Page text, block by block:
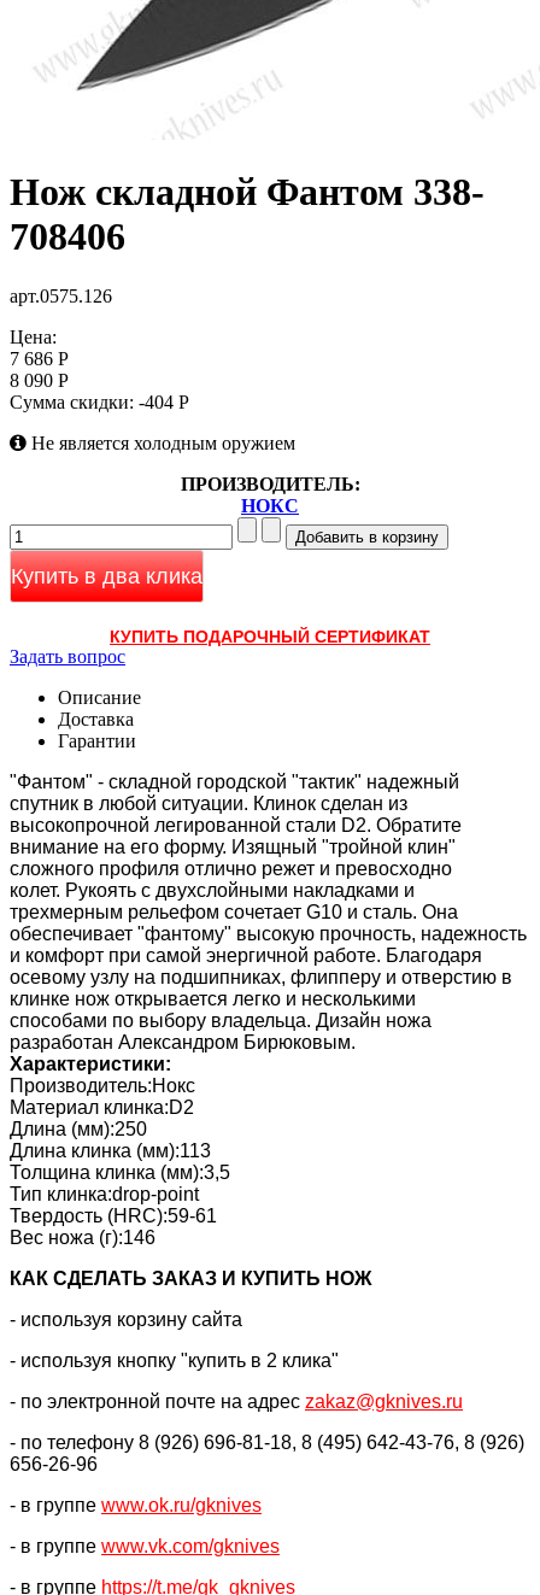
Нож складной Фантом 338-
708406
арт.0575.126
Цена:
7 686 Р
8 090 Р
Сумма скидки: -404 Р
Не является холодным оружием
ПРОИЗВОДИТЕЛЬ:
НОКС
Купить в два клика
КУПИТЬ ПОДАРОЧНЫЙ СЕРТИФИКАТ
Задать вопрос
Описание
Доставка
Гарантии
"Фантом" - складной городской "тактик" надежный
спутник в любой ситуации. Клинок сделан из
высокопрочной легированной стали D2. Обратите
внимание на его форму. Изящный "тройной клин"
сложного профиля отлично режет и превосходно
колет. Рукоять с двухслойными накладками и
трехмерным рельефом сочетает G10 и сталь. Она
обеспечивает "фантому" высокую прочность, надежность
и комфорт при самой энергичной работе. Благодаря
осевому узлу на подшипниках, флипперу и отверстию в
клинке нож открывается легко и несколькими
способами по выбору владельца. Дизайн ножа
разработан Александром Бирюковым.
Характеристики:
Производитель:Нокс
Материал клинка:D2
Длина (мм):250
Длина клинка (мм):113
Толщина клинка (мм):3,5
Тип клинка:drop-point
Твердость (HRC):59-61
Вес ножа (г):146
КАК CДЕЛАТЬ ЗАКАЗ И КУПИТЬ НОЖ
- используя корзину сайта
- используя кнопку "купить в 2 клика"
- по электронной почте на адрес zakaz@gknives.ru
- по телефону 8 (926) 696-81-18, 8 (495) 642-43-76, 8 (926)
656-26-96
- в группе www.ok.ru/gknives
- в группе www.vk.com/gknives
- в группе https://t.me/gk_gknives